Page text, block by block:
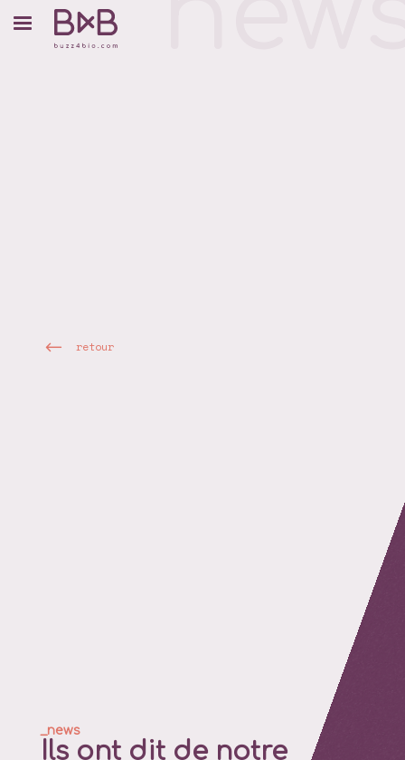
retour
Ils ont dit de notre